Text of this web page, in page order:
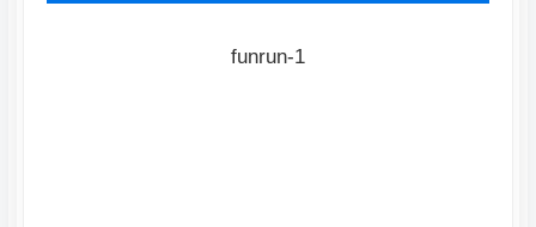
별 투자 동향 분석
funrun-1